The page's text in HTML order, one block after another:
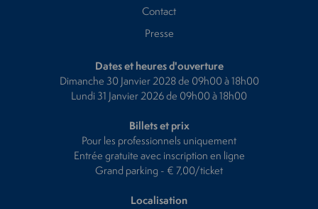
Contact
Presse
Dates et heures d'ouverture
Dimanche 30 Janvier 2028 de 09h00 à 18h00
Lundi 31 Janvier 2026 de 09h00 à 18h00
Billets et prix
Pour les professionnels uniquement
Entrée gratuite avec inscription en ligne
Grand parking - € 7,00/ticket
Localisation